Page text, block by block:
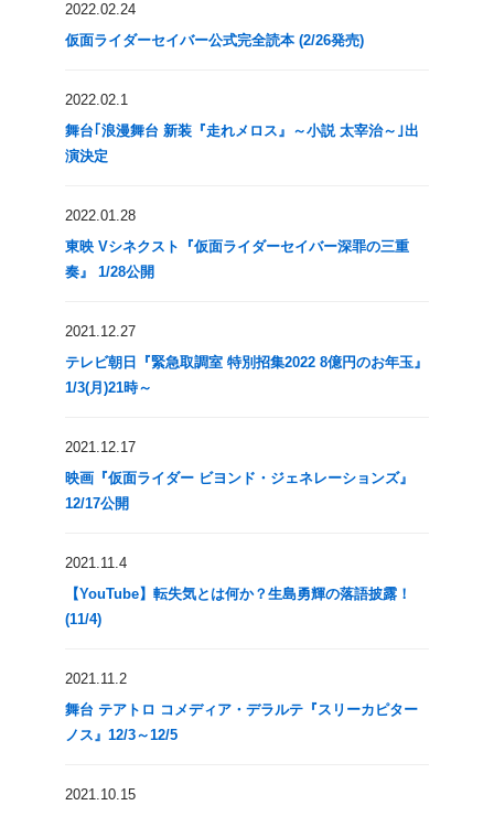
2022.02.24
仮面ライダーセイバー公式完全読本 (2/26発売)
2022.02.1
舞台｢浪漫舞台 新装『走れメロス』～小説 太宰治～｣出
演決定
2022.01.28
東映 Vシネクスト『仮面ライダーセイバー深罪の三重
奏』 1/28公開
2021.12.27
テレビ朝日『緊急取調室 特別招集2022 8億円のお年玉』
1/3(月)21時～
2021.12.17
映画『仮面ライダー ビヨンド・ジェネレーションズ』
12/17公開
2021.11.4
【YouTube】転失気とは何か？生島勇輝の落語披露！
(11/4)
2021.11.2
舞台 テアトロ コメディア・デラルテ『スリーカピター
ノス』12/3～12/5
2021.10.15